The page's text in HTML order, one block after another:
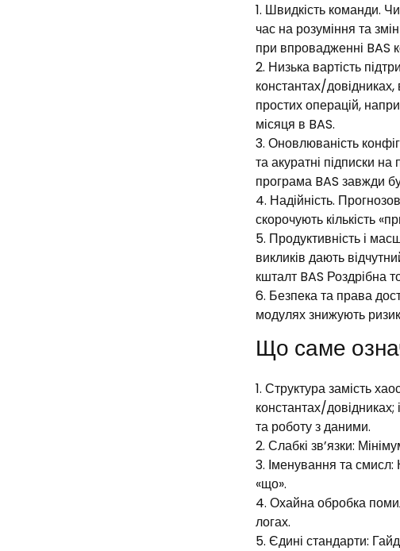
Швидкість команди.
час на розуміння та
при впровадженні BAS
Низька вартість
константах/
простих операцій,
місяця в BAS.
Оновлюваність
та акуратні підписки
програма BAS завжди
Надійність.
скорочують кількість
Продуктивність і
викликів дають
кшталт BAS Роздрібна
Безпека та права
модулях знижують
Що саме
Структура замість
константах/
та роботу з даними.
Слабкі зв’язки:
Іменування та
«що».
Охайна обробка
логах.
Єдині стандарти: